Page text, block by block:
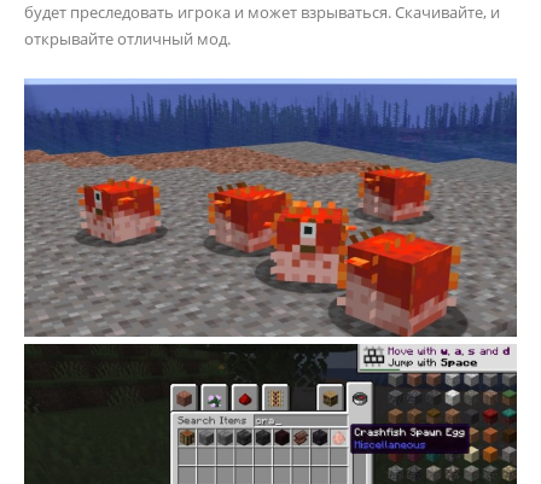
будет преследовать игрока и может взрываться. Скачивайте, и
открывайте отличный мод.